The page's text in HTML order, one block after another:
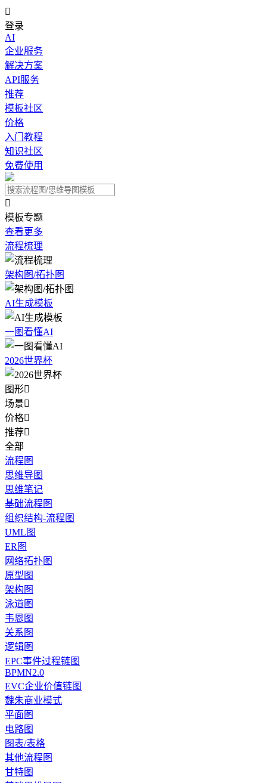

登录
AI
企业服务
解决方案
API服务
推荐
模板社区
价格
入门教程
知识社区
免费使用

模板专题
查看更多
流程梳理
架构图/拓扑图
AI生成模板
一图看懂AI
2026世界杯
图形
场景
价格
推荐
全部
流程图
思维导图
思维笔记
基础流程图
组织结构-流程图
UML图
ER图
网络拓扑图
原型图
架构图
泳道图
韦恩图
关系图
逻辑图
EPC事件过程链图
BPMN2.0
EVC企业价值链图
魏朱商业模式
平面图
电路图
图表/表格
其他流程图
甘特图